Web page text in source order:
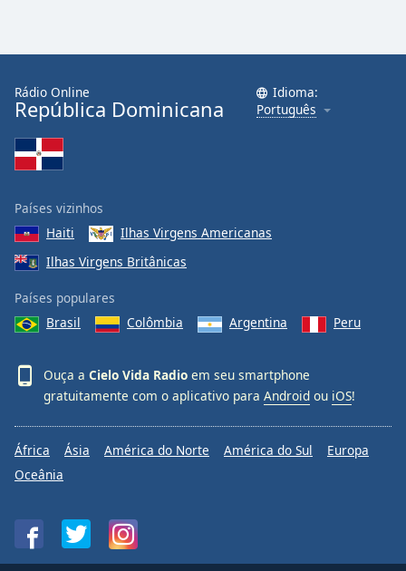
Rádio Online
República Dominicana
Idioma:
Português
Países vizinhos
Haiti
Ilhas Virgens Americanas
Ilhas Virgens Britânicas
Países populares
Brasil
Colômbia Argentina Peru
Ouça a Cielo Vida Radio em seu smartphone
gratuitamente com o aplicativo para Android ou iOS!
África Ásia América do Norte América do Sul
Europa
Oceânia